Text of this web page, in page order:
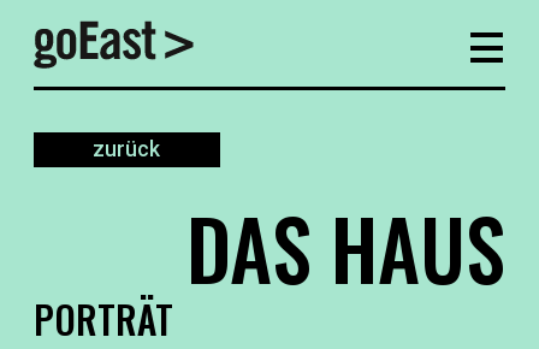
zurück
DAS HAUS
PORTRÄT